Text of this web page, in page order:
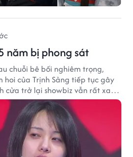
năm bị phong sát
chuỗi bê bối nghiêm trọng,
hoi của Trịnh Sảng tiếp tục gây
cửa trở lại showbiz vẫn rất xa